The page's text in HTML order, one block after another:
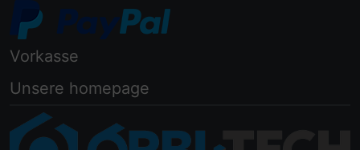
Vorkasse
Unsere homepage